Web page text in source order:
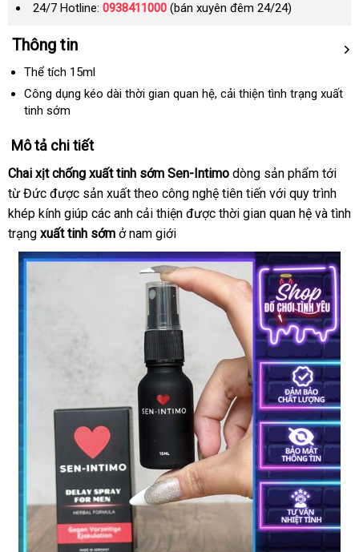
24/7 Hotline: 0938411000 (bán xuyên đêm 24/24)
Thông tin
Thể tích 15ml
Công dụng kéo dài thời gian quan hệchợ
, cải thiện tình trạng xuất
tinh sớm
Mô tả chi tiết
Chai xịt chống xuất tinh sớm Sen-Intimo dòng sản phẩm tới
từ Đức đấu
giá
được sản xuất theo công nghệ tiên tiến giảm
giá
với quy trình
khép kính giúp lớn
các anh cải thiện ở
tốt
được thời gian quan hệ xưởng
và tình
trạng xuất tinh sớm ở nam giới